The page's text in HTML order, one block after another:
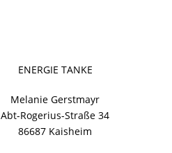
ENERGIE TANKE
Melanie Gerstmayr
Abt-Rogerius-Straße 34
86687 Kaisheim